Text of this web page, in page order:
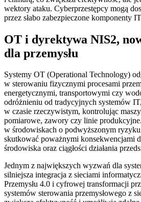
wektory ataku. Cyberprzestępcy mogą
przez słabo zabezpieczone komponenty
OT i dyrektywa NIS2,
dla przemysłu
Systemy OT (Operational Technology)
w sterowaniu fizycznymi procesami
energetycznymi, transportowymi czy
odróżnieniu od tradycyjnych systemów
w czasie rzeczywistym, kontrolując
pomiarowe, zawory czy linie
w środowiskach o podwyższonym
skutkować poważnymi konsekwencjami
środowiska oraz ciągłości działania
Jednym z największych wyzwań dla
silniejsza integracja z sieciami
Przemysłu 4.0 i cyfrowej transformacji
systemów sterowania przemysłowego z